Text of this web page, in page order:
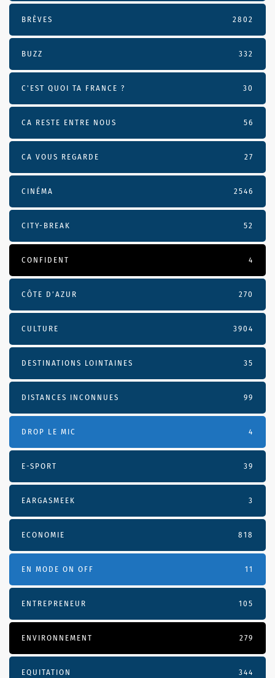
BRÈVES 2802
BUZZ 332
C'EST QUOI TA FRANCE ? 30
CA RESTE ENTRE NOUS 56
CA VOUS REGARDE 27
CINÉMA 2546
CITY-BREAK 52
CONFIDENT 4
CÔTE D’AZUR 270
CULTURE 3904
DESTINATIONS LOINTAINES 35
DISTANCES INCONNUES 99
DROP LE MIC 4
E-SPORT 39
EARGASMEEK 3
ECONOMIE 818
EN MODE ON OFF 11
ENTREPRENEUR 105
ENVIRONNEMENT 279
EQUITATION 344